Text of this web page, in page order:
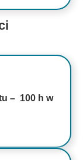
– 100 h w